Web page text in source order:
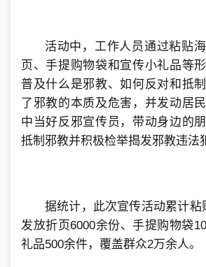
活动中，工作人员通过粘贴
页、手提购物袋和宣传小礼品等
普及什么是邪教、如何反对和抵
了邪教的本质及危害，并发动居
中当好反邪宣传员，带动身边的
抵制邪教并积极检举揭发邪教违法
据统计，此次宣传活动累计粘
发放折页6000余份、手提购物袋
礼品500余件，覆盖群众2万余人。